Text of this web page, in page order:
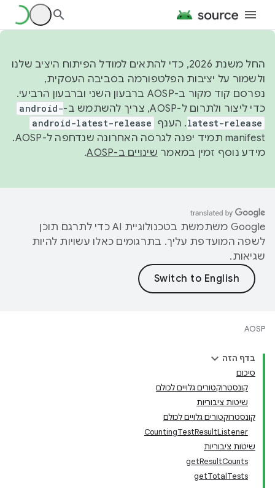
החל משנת 2026, כדי להתאים למודל הפיתוח היציב שלנו
ולשמור על יציבות הפלטפורמה בסביבה העסקית,
נפרסם קוד מקור ב-AOSP ברבעון השני וברבעון הרביעי.
כדי ליצור ולתרום ל-AOSP, צריך להשתמש ב-
android-
latest-release. הענף android-latest-release
manifest תמיד יפנה לגרסה האחרונה שנדחפה ל-AOSP.
מידע נוסף זמין במאמר שינויים ב-AOSP .
‫Google משתמשת בטכנולוגיית AI כדי לתרגם תוכן
לשפה המועדפת עליך. בתרגומים כאלו עשויות להיות
שגיאות.
AOSP
בדף הזה
סיכום
קונסטרוקטורים גלויים לכולם
שיטות ציבוריות
קונסטרוקטורים גלויים לכולם
CountingTestResultListener
שיטות ציבוריות
getResultCounts
getTotalTests